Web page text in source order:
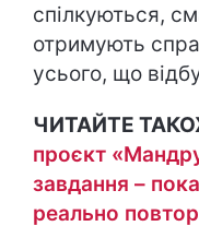
спілкуються,
отримують
усього, що
ЧИТАЙТЕ
проєкт
завдання –
реально